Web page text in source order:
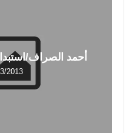
أحمد الصراف/
2013